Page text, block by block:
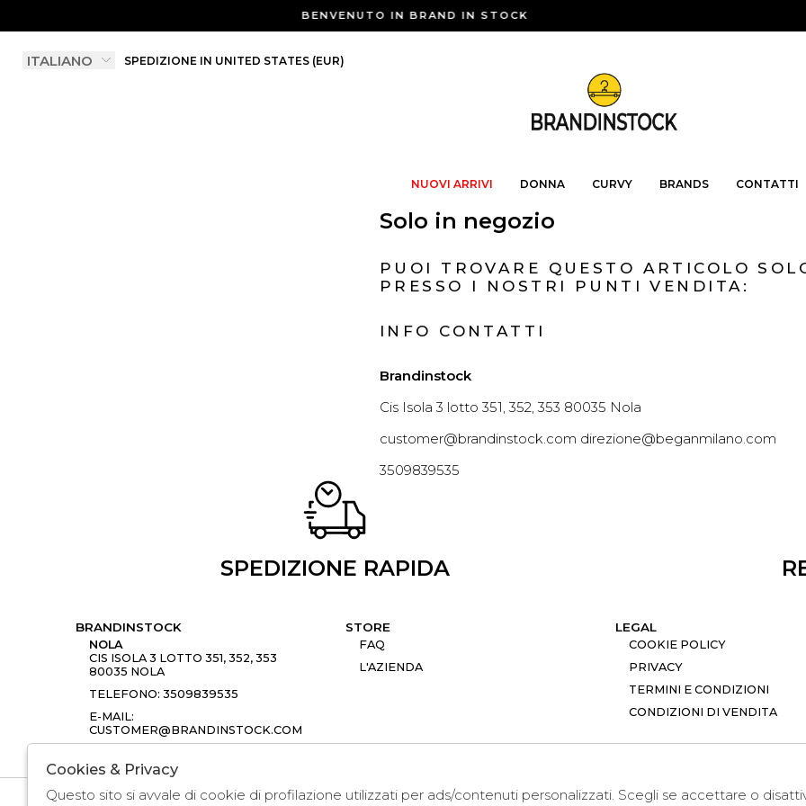
BENVENUTO IN BRAND IN STOCK
SPEDIZIONE IN UNITED STATES (EUR)
NUOVI ARRIVI DONNA CURVY BRANDS CONTATTI
Solo in negozio
PUOI TROVARE QUESTO ARTICOLO
PRESSO I NOSTRI PUNTI VENDITA:
INFO CONTATTI
Brandinstock
Cis Isola 3 lotto 351, 352, 353 80035 Nola
customer@brandinstock.com direzione@beganmilano.com
3509839535
SPEDIZIONE RAPIDA
BRANDINSTOCK
NOLA
CIS ISOLA 3 LOTTO 351, 352, 353
80035 NOLA
TELEFONO: 3509839535
E-MAIL:
CUSTOMER@BRANDINSTOCK.COM
STORE
FAQ
L'AZIENDA
LEGAL
COOKIE POLICY
PRIVACY
TERMINI E CONDIZIONI
CONDIZIONI DI VENDITA
Cookies & Privacy
Questo sito si avvale di cookie di profilazione utilizzati per ads/contenuti personalizzati. Scegli se accettare o